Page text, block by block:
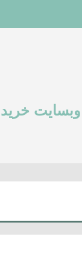
وبسایت